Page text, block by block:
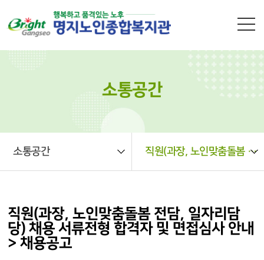
소통공간
소통공간 직원(과장, 노인맞춤돌봄 전담, 일자리담당) 채용 서류전형 합격자 및 면접심사 안내 > 채용공고
직원(과장, 노인맞춤돌봄 전담, 일자리담
당) 채용 서류전형 합격자 및 면접심사 안내
> 채용공고